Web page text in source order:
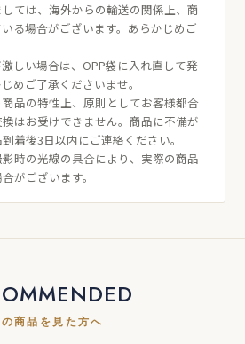
ては、海外からの輸送の関係上、商
る場合がございます。あらかじめご
しい場合は、OPP袋に入れ直して発
めご了承くださいませ。
品の特性上、原則としてお客様都合
はお受けできません。商品に不備が
着後3日以内にご連絡ください。
時の光線の具合により、実際の商品
がございます。
商品を見た方へ